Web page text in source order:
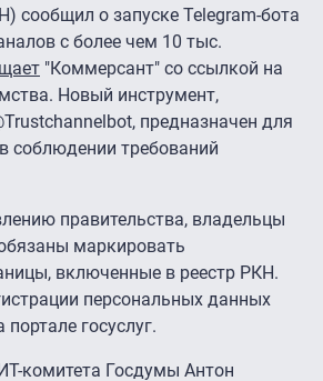
сообщил о запуске Telegram-бота
с более чем 10 тыс.
"Коммерсант" со ссылкой на
Новый инструмент,
предназначен для
соблюдении требований
правительства, владельцы
маркировать
включенные в реестр РКН.
персональных данных
госуслуг.
комитета Госдумы Антон